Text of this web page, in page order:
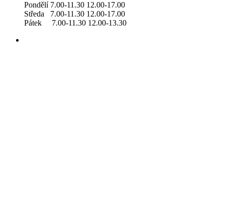
Pondělí 7.00-11.30 12.00-17.00
Středa 7.00-11.30 12.00-17.00
Pátek 7.00-11.30 12.00-13.30